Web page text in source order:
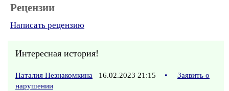
Рецензии
Написать рецензию
Интересная история!
Наталия Незнакомкина 16.02.2023 21:15 •
Заявить о
нарушении